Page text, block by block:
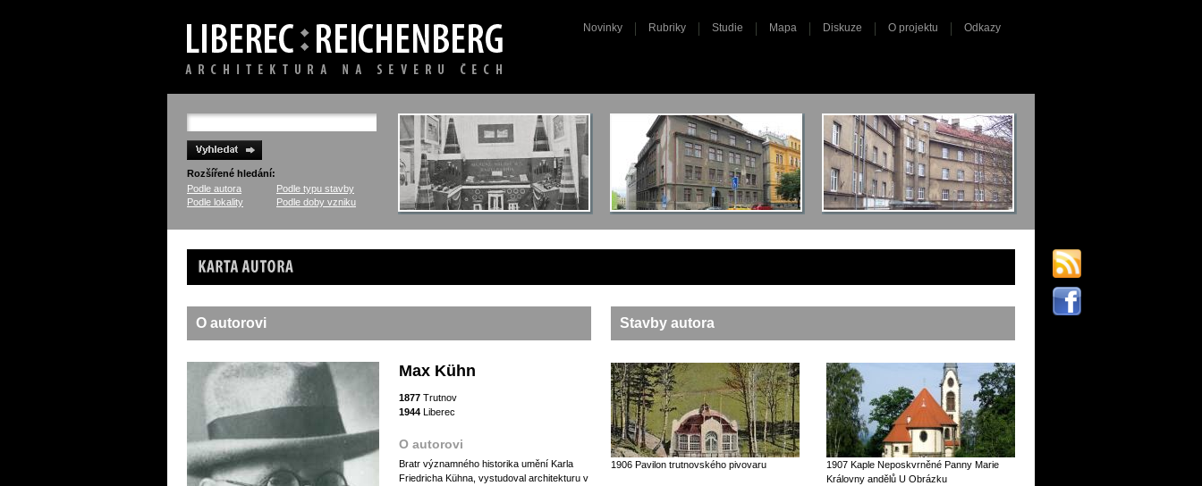
Novinky Rubriky Studie Mapa Diskuze O projektu Odkazy
Rozšířené hledání:
Podle autora
Podle typu stavby
Podle lokality
Podle doby vzniku
Karta autora
O autorovi
Max Kühn
1877 Trutnov
1944 Liberec
O autorovi
Bratr významného historika umění Karla
Friedricha Kühna, vystudoval architekturu v
Stavby autora
1906 Pavilon trutnovského pivovaru
1907 Kaple Neposkvrněné Panny Marie
Královny andělů U Obrázku